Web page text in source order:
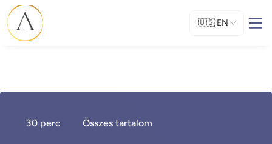
🇺🇸 EN
30 perc Összes tartalom